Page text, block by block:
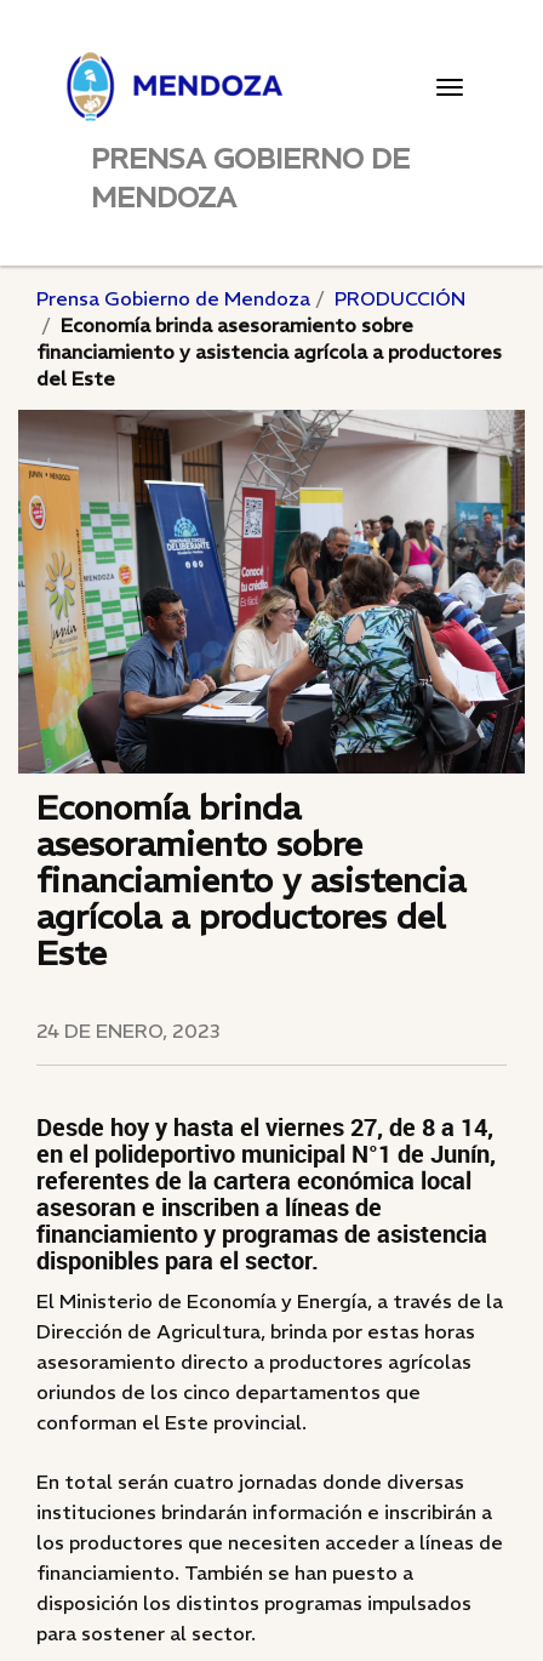
Toggle
PRENSA GOBIERNO DE
MENDOZA
Prensa Gobierno de Mendoza
PRODUCCIÓN
Economía brinda asesoramiento sobre
financiamiento y asistencia agrícola a productores
del Este
Economía brinda
asesoramiento sobre
financiamiento y asistencia
agrícola a productores del
Este
24 DE ENERO, 2023
Desde hoy y hasta el viernes 27, de 8 a 14,
en el polideportivo municipal N°1 de Junín,
referentes de la cartera económica local
asesoran e inscriben a líneas de
financiamiento y programas de asistencia
disponibles para el sector.
El Ministerio de Economía y Energía, a través de la
Dirección de Agricultura, brinda por estas horas
asesoramiento directo a productores agrícolas
oriundos de los cinco departamentos que
conforman el Este provincial.
En total serán cuatro jornadas donde diversas
instituciones brindarán información e inscribirán a
los productores que necesiten acceder a líneas de
financiamiento. También se han puesto a
disposición los distintos programas impulsados
para sostener al sector.